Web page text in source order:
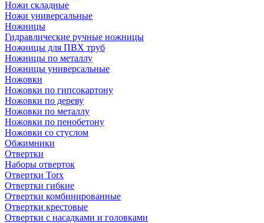
Ножи складные
Ножи универсальные
Ножницы
Гидравлические ручные ножницы
Ножницы для ПВХ труб
Ножницы по металлу
Ножницы универсальные
Ножовки
Ножовки по гипсокартону
Ножовки по дереву
Ножовки по металлу
Ножовки по пенобетону
Ножовки со стуслом
Обжимники
Отвертки
Наборы отверток
Отвертки Torx
Отвертки гибкие
Отвертки комбинированные
Отвертки крестовые
Отвертки с насадками и головками